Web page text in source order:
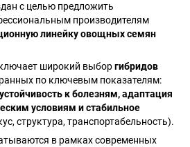
с целью предложить
производителям
линейку овощных семян
широкий выборгибридов
по ключевым показателям:
к болезням, адаптация
условиям и стабильное
структура, транспортабельность).
в рамках современных